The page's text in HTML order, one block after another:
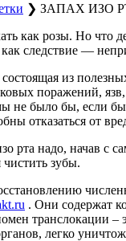
❯ ЗАПАХ ИЗО
как розы. Но что
следствие —
из
поражений,
не было бы, если
отказаться от
рта надо, начав с
чистить зубы.
. Они содержат
транслокации
легко